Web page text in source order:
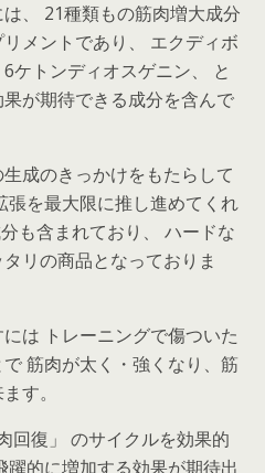
、 21種類もの筋肉増大成分
メントであり、 エクディボ
ケトンディオスゲニン、 と
が期待できる成分を含んで
成のきっかけをもたらして
張を最大限に推し進めてくれ
も含まれており、 ハードな
リの商品となっておりま
は トレーニングで傷ついた
筋肉が太く・強くなり、筋
す。
回復」 のサイクルを効果的
的に増加する効果が期待出